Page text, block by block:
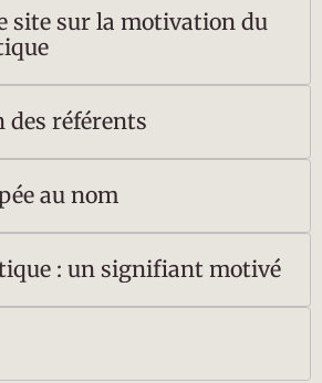
site sur la motivation du
des référents
au nom
: un signifiant motivé